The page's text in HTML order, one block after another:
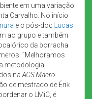
em uma variação
Carvalho. No início
e o pós-doc
Lucas
ao grupo e também
da borracha
“Melhoramos
metodologia,
na ACS Macro
de mestrado de Érik
o LMiC, é